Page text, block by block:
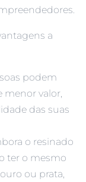
a
podem
menor valor,
das suas
o resinado
ter o mesmo
ou prata,